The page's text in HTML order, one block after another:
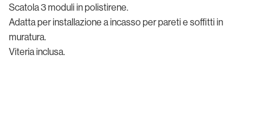
Scatola 3 moduli in polistirene.
Adatta per installazione a incasso per pareti e soffitti in
muratura.
Viteria inclusa.